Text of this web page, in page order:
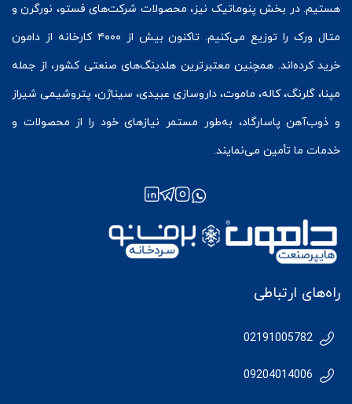
هستیم. در بخش پنوماتیک نیز، محصولات شرکت‌های فستو، نورگرن و
متال ورک
را توزیع می‌کنیم. تاکنون بیش از ۴۰۰۰ کارخانه از دامون
خرید کرده‌اند. همچنین معتبرترین هلدینگ‌های صنعتی کشور، از جمله
مپنا، گلرنگ، کاله، ماموت، داروسازی عبیدی، سیناژن، پتروشیمی شیراز
و ذوب‌آهن پاسارگاد، به‌طور مستمر نیازهای خود را از محصولات و
خدمات ما تأمین می‌نمایند.
راه‌های ارتباطی
02191005782
09204014006